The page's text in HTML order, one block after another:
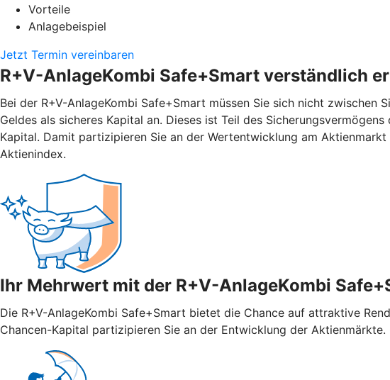
Vorteile
Anlagebeispiel
Jetzt Termin vereinbaren
R+V-AnlageKombi Safe+Smart verständlich
Bei der R+V-AnlageKombi Safe+Smart müssen Sie sich nicht zwischen
Geldes als sicheres Kapital an. Dieses ist Teil des
Kapital. Damit partizipieren Sie an der Wertentwicklung am
Aktienindex.
Ihr Mehrwert mit der R+V-AnlageKombi
Die R+V-AnlageKombi Safe+Smart bietet die Chance auf attraktive
Chancen-Kapital partizipieren Sie an der Entwicklung der